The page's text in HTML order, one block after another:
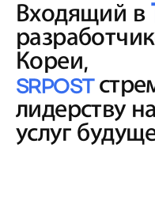
Входящий в
Кореи,
SRPOST
лидерству
услуг